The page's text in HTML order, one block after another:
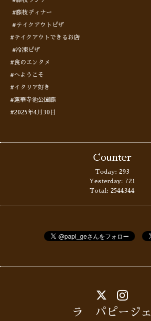
#藤枝ディナー
#テイクアウトピザ
#テイクアウトできるお店
#冷凍ピザ
#食のエンタメ
#へようこそ
#イタリア好き
#蓮華寺池公園藤
#2025年4月30日
Counter
Today: 293
Yesterday: 721
Total: 2544344
ラ パピージェ